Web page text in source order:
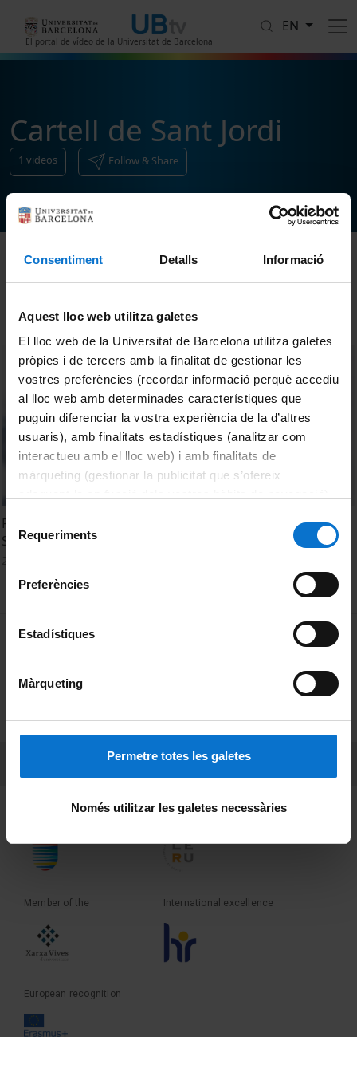
Consentiment Detalls Informació
Aquest lloc web utilitza galetes
El lloc web de la Universitat de Barcelona utilitza galetes
pròpies i de tercers amb la finalitat de gestionar les
vostres preferències (recordar informació perquè accediu
al lloc web amb determinades característiques que
puguin diferenciar la vostra experiència de la d’altres
usuaris), amb finalitats estadístiques (analitzar com
interactueu amb el lloc web) i amb finalitats de
màrqueting (gestionar la publicitat que s’ofereix
consultar laPolítica de galetes del lloc web de la
Selecció
de Requeriments
Preferències
Estadístiques
Màrqueting
Permetre totes les galetes
Només utilitzar les galetes necessàries
El portal de vídeo de la Universitat de Barcelona
EN
Cartell de Sant Jordi
1 videos Follow & Share
Sort
Projeccions de futur: mireu, ara, mentre llegim. Cartell de
Sant Jordi 2026
MENÚ PEU 1
Terms and privacy
Founder of the Member of the
Member of the International excellence
European recognition